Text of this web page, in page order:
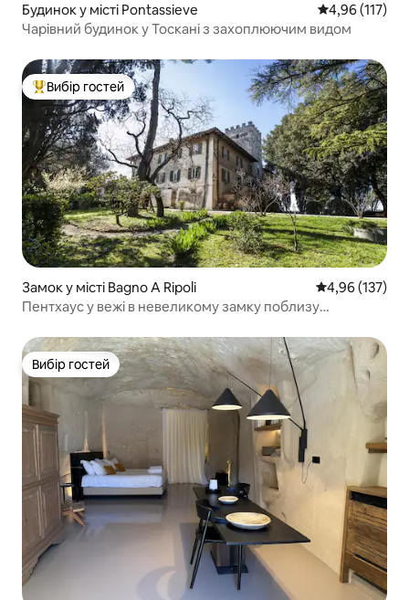
Будинок у місті Pontassieve Середня
4,96 (117)
Чарівний будинок у Тоскані з захоплюючим видом
Топ вибір гостей
Вибір гостей
Замок у місті Bagno A Ripoli Середня
4,96 (137)
Пентхаус у вежі в невеликому замку поблизу
Вибір гостей
Вибір гостей